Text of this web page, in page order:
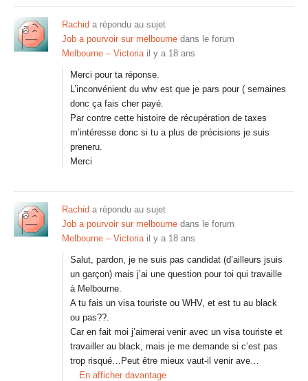
Rachid a répondu au sujet
Job a pourvoir sur melbourne dans le forum
Melbourne – Victoria il y a 18 ans
Merci pour ta réponse.
L’inconvénient du whv est que je pars pour ( semaines
donc ça fais cher payé.
Par contre cette histoire de récupération de taxes
m’intéresse donc si tu a plus de précisions je suis
preneru.
Merci
Rachid a répondu au sujet
Job a pourvoir sur melbourne dans le forum
Melbourne – Victoria il y a 18 ans
Salut, pardon, je ne suis pas candidat (d’ailleurs jsuis
un garçon) mais j’ai une question pour toi qui travaille
à Melbourne.
A tu fais un visa touriste ou WHV, et est tu au black
ou pas??.
Car en fait moi j’aimerai venir avec un visa touriste et
travailler au black, mais je me demande si c’est pas
trop risqué…Peut être mieux vaut-il venir ave…
En afficher davantage